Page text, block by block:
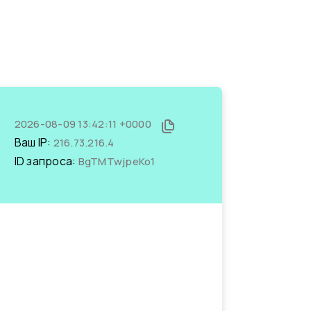
2026-08-09 13:42:11 +0000
Ваш IP: 216.73.216.4
ID запроса: BgTMTwjpeKo1